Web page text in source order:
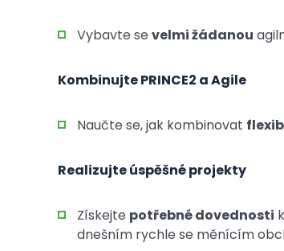
Vybavte se velmi žádanou
Kombinujte PRINCE2 a Agile
Naučte se, jak kombinovat
Realizujte úspěšné projekty
Získejte potřebné dovednosti
dnešním rychle se měnícím